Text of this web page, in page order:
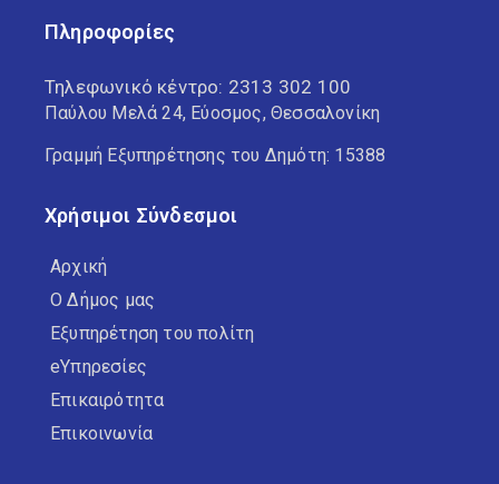
Πληροφορίες
Τηλεφωνικό κέντρο: 2313 302 100
Παύλου Μελά 24, Εύοσμος, Θεσσαλονίκη
Γραμμή Εξυπηρέτησης του Δημότη: 15388
Χρήσιμοι Σύνδεσμοι
Αρχική
Ο Δήμος μας
Εξυπηρέτηση του πολίτη
eΥπηρεσίες
Επικαιρότητα
Επικοινωνία